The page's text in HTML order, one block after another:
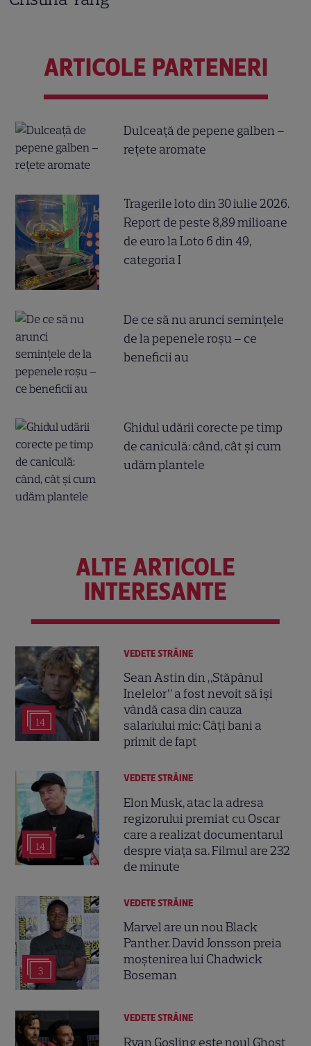
ARTICOLE PARTENERI
Dulceață de pepene galben –
rețete aromate
Tragerile loto din 30 iulie 2026.
Report de peste 8,89 milioane
de euro la Loto 6 din 49,
categoria I
De ce să nu arunci semințele
de la pepenele roșu – ce
beneficii au
Ghidul udării corecte pe timp
de caniculă: când, cât şi cum
udăm plantele
ALTE ARTICOLE
INTERESANTE
14
VEDETE STRĂINE
Sean Astin din „Stăpânul
Inelelor” a fost nevoit să își
vândă casa din cauza
salariului mic: Câți bani a
primit de fapt
14
VEDETE STRĂINE
Elon Musk, atac la adresa
regizorului premiat cu Oscar
care a realizat documentarul
despre viața sa. Filmul are 232
de minute
3
VEDETE STRĂINE
Marvel are un nou Black
Panther. David Jonsson preia
moștenirea lui Chadwick
Boseman
VEDETE STRĂINE
Ryan Gosling este noul Ghost